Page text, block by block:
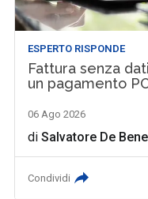
ESPERTO RISPONDE
Fattura senza
un pagamento
06 Ago 2026
diSalvatore De
Condividi